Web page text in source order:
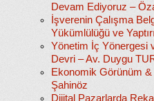
Devam Ediyoruz –
İşverenin Çalışma
Yükümlülüğü ve
Yönetim İç Yönergesi
Devri – Av. Duygu
Ekonomik Görünüm
Şahinöz
Dijital Pazarlarda